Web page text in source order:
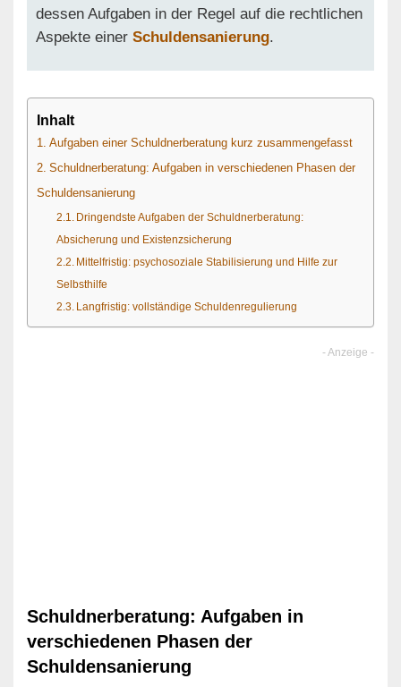
dessen Aufgaben in der Regel auf die rechtlichen
Aspekte einer Schuldensanierung.
Inhalt
Aufgaben einer Schuldnerberatung kurz zusammengefasst
Schuldnerberatung: Aufgaben in verschiedenen Phasen der
Schuldensanierung
Dringendste Aufgaben der Schuldnerberatung:
Absicherung und Existenzsicherung
Mittelfristig: psychosoziale Stabilisierung und Hilfe zur
Selbsthilfe
Langfristig: vollständige Schuldenregulierung
Schuldnerberatung: Aufgaben in
verschiedenen Phasen der
Schuldensanierung